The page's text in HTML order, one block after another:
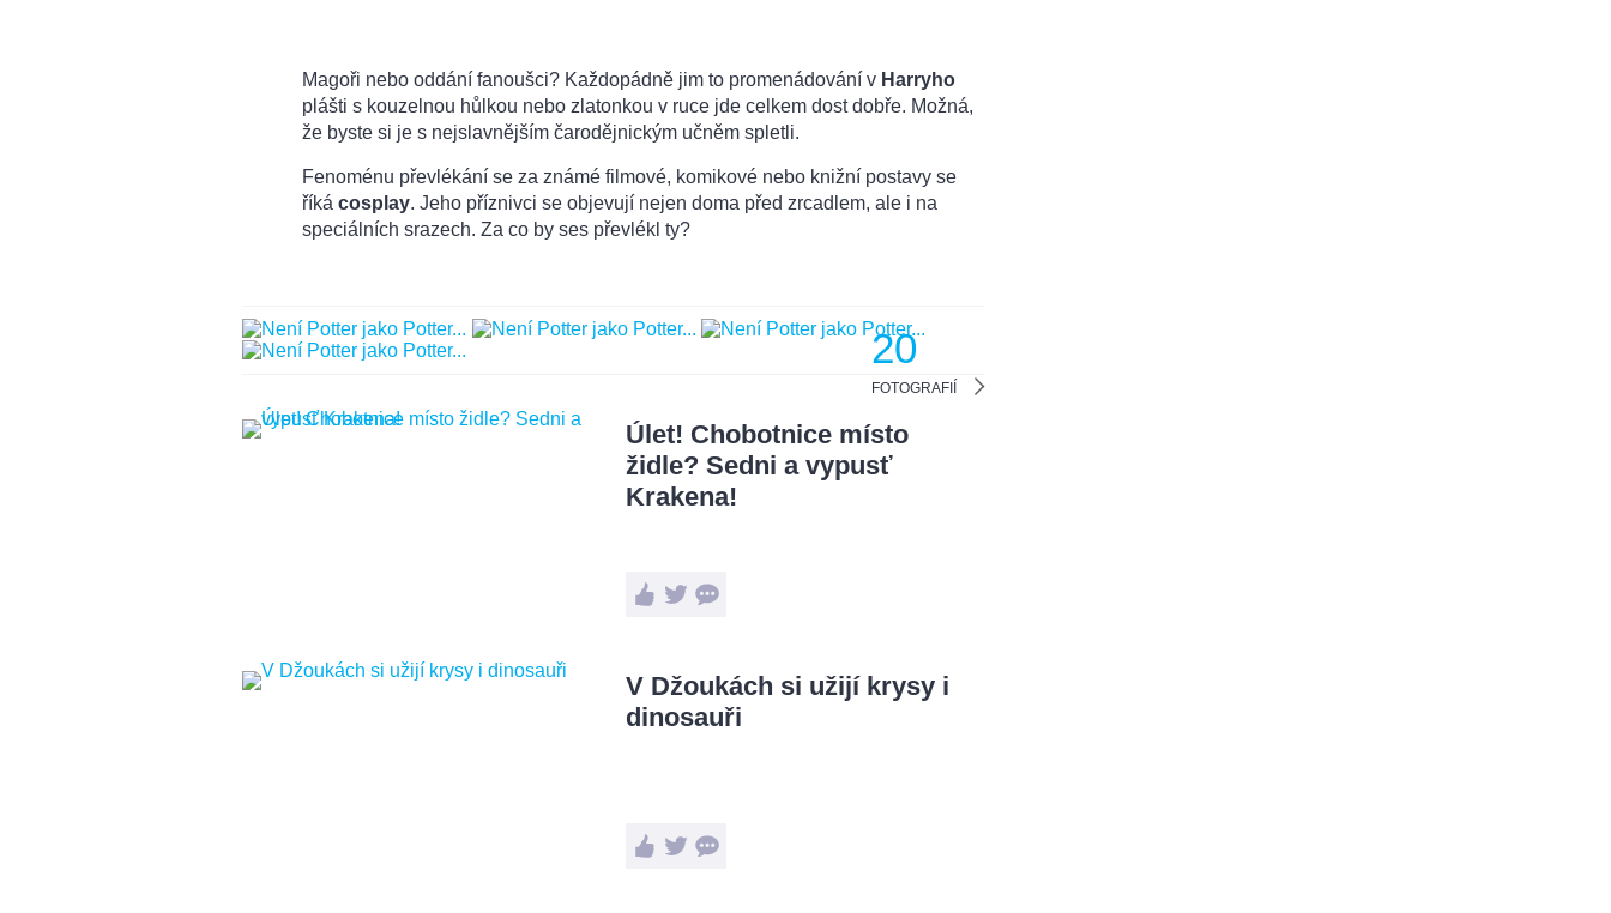
Magoři nebo oddání fanoušci? Každopádně jim to promenádování v Harryho
plášti s kouzelnou hůlkou nebo zlatonkou v ruce jde celkem dost dobře. Možná,
že byste si je s nejslavnějším čarodějnickým učněm spletli.
Fenoménu převlékání se za známé filmové, komikové nebo knižní postavy se
říká cosplay. Jeho příznivci se objevují nejen doma před zrcadlem, ale i na
speciálních srazech. Za co by ses převlékl ty?
20
FOTOGRAFIÍ
Úlet! Chobotnice místo
židle? Sedni a vypusť
Krakena!
V Džoukách si užijí krysy i
dinosauři